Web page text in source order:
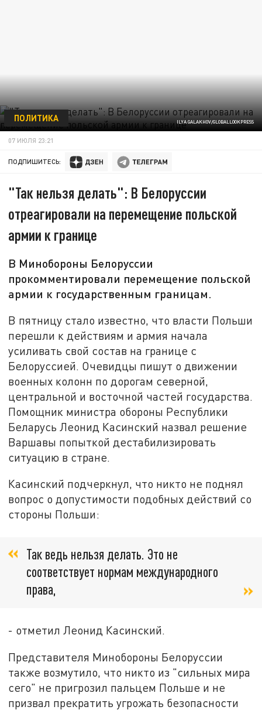
ILYA GALAKHOV/GLOBALLOOKPRESS
ПОЛИТИКА
07 ИЮЛЯ 23:21
ПОДПИШИТЕСЬ:
"Так нельзя делать": В Белоруссии
отреагировали на перемещение польской
армии к границе
В Минобороны Белоруссии
прокомментировали перемещение польской
армии к государственным границам.
В пятницу стало известно, что власти Польши
перешли к действиям и армия начала
усиливать свой состав на границе с
Белоруссией. Очевидцы пишут о движении
военных колонн по дорогам северной,
центральной и восточной частей государства.
Помощник министра обороны Республики
Беларусь Леонид Касинский назвал решение
Варшавы попыткой дестабилизировать
ситуацию в стране.
Касинский подчеркнул, что никто не поднял
вопрос о допустимости подобных действий со
стороны Польши:
Так ведь нельзя делать. Это не
соответствует нормам международного
права,
- отметил Леонид Касинский.
Представителя Минобороны Белоруссии
также возмутило, что никто из "сильных мира
сего" не пригрозил пальцем Польше и не
призвал прекратить угрожать безопасности